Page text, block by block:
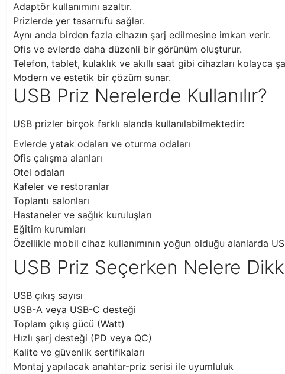
Adaptör kullanımını azaltır.
Prizlerde yer tasarrufu sağlar.
Aynı anda birden fazla cihazın şarj edilmesine imkan verir.
Ofis ve evlerde daha düzenli bir görünüm oluşturur.
Telefon, tablet, kulaklık ve akıllı saat gibi cihazları kolayca
Modern ve estetik bir çözüm sunar.
USB Priz Nerelerde Kullanılır?
USB prizler birçok farklı alanda kullanılabilmektedir:
Evlerde yatak odaları ve oturma odaları
Ofis çalışma alanları
Otel odaları
Kafeler ve restoranlar
Toplantı salonları
Hastaneler ve sağlık kuruluşları
Eğitim kurumları
Özellikle mobil cihaz kullanımının yoğun olduğu alanlarda
USB Priz Seçerken Nelere
USB çıkış sayısı
USB-A veya USB-C desteği
Toplam çıkış gücü (Watt)
Hızlı şarj desteği (PD veya QC)
Kalite ve güvenlik sertifikaları
Montaj yapılacak anahtar-priz serisi ile uyumluluk